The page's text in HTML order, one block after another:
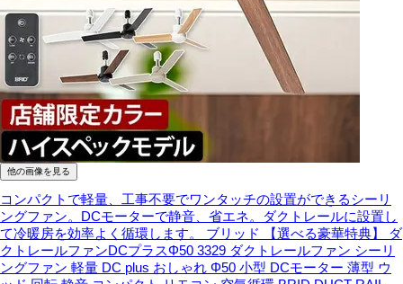
他の画像を見る
コンパクトで軽量、工事不要でワンタッチの設置ができるシーリ
ングファン。DCモーターで静音、省エネ。ダクトレールに設置し
て冷暖房を効率よく循環します。
ブリッド 【選べる豪華特典】 ダ
クトレールファンDCプラスΦ50 3329 ダクトレールファン シーリ
ングファン 軽量 DC plus おしゃれ Φ50 小型 DCモーター 薄型 ウ